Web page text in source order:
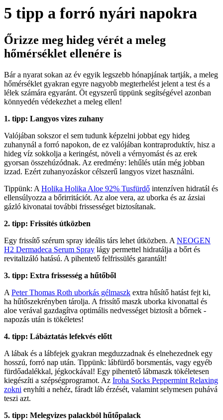
5 tipp a forró nyári napokra
Őrizze meg hideg vérét a meleg
hőmérséklet ellenére is
Bár a nyarat sokan az év egyik legszebb hónapjának tartják, a meleg
hőmérséklet gyakran egyre nagyobb megterhelést jelent a test és a
lélek számára egyaránt. Öt egyszerű tippünk segítségével azonban
könnyedén védekezhet a meleg ellen!
1. tipp: Langyos vizes zuhany
Valójában sokszor el sem tudunk képzelni jobbat egy hideg
zuhanynál a forró napokon, de ez valójában kontraproduktív, hisz a
hideg víz sokkolja a keringést, növeli a vérnyomást és az erek
gyorsan összehúzódnak. Az eredmény: lehűlés után még jobban
izzad. Ezért zuhanyozáskor célszerű langyos vizet használni.
Tippünk: A Holika Holika Aloe 92% Tusfürdő intenzíven hidratál és
ellensúlyozza a bőrirritációt. Az aloe vera, az uborka és az ázsiai
gázló kivonatai további frissességet biztosítanak.
2. tipp: Frissítés útközben
Egy frissítő szérum spray ideális társ lehet útközben. A NEOGEN
H2 Dermadeca Serum Spray lágy permettel hidratálja a bőrt és
revitalizáló hatású. A pihentető felfrissülés garantált!
3. tipp: Extra frissesség a hűtőből
A Peter Thomas Roth uborkás gélmaszk extra hűsítő hatást fejt ki,
ha hűtőszekrényben tárolja. A frissítő maszk uborka kivonattal és
aloe verával gazdagítva optimális nedvességet biztosít a bőrnek -
napozás után is tökéletes!
4. tipp: Lábáztatás lefekvés előtt
A lábak és a lábfejek gyakran megduzzadnak és elnehezednek egy
hosszú, forró nap után. Tippünk: lábfürdő borsmentás, vagy egyéb
fürdőadalékkal, jégkockával! Egy pihentető lábmaszk tökéletesen
kiegészíti a szépségprogramot. Az Iroha Socks Peppermint Relaxing
zokni enyhíti a nehéz, fáradt láb érzését, valamint selymesen puhává
teszi azt.
5. tipp: Melegvizes palackból hűtőpalack